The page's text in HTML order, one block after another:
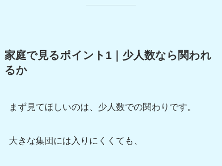
家庭で見るポイント1｜少人数なら関われ
るか
まず見てほしいのは、少人数での関わりです。
大きな集団には入りにくくても、